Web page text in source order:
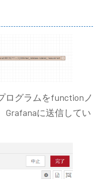
ログラムをfunctionノ
Grafanaに送信してい